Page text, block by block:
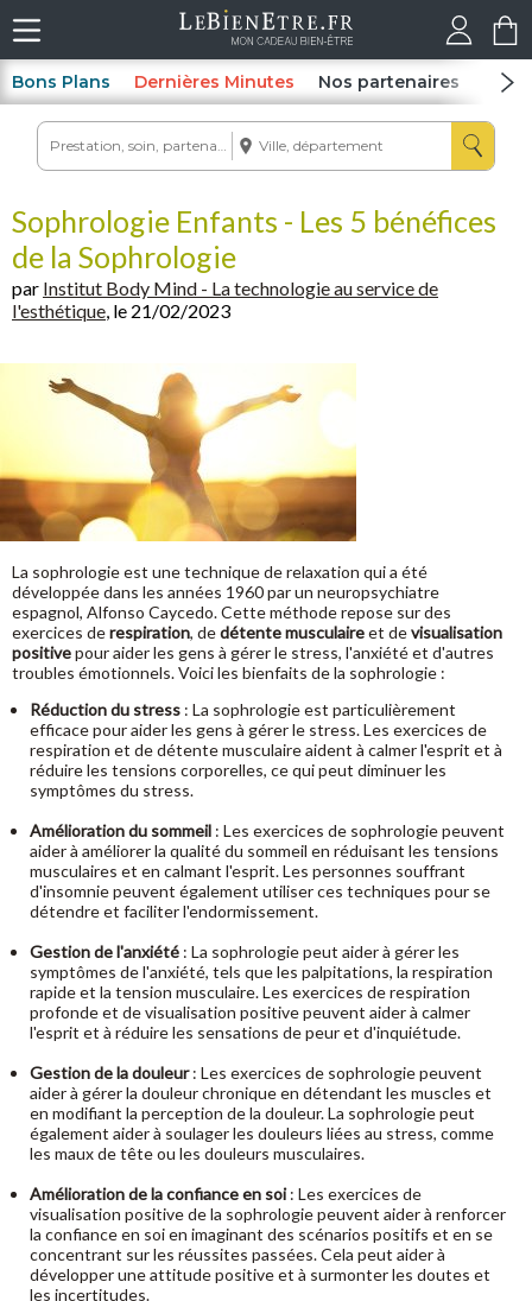
Bons Plans Dernières Minutes Nos partenaires Spas
Sophrologie Enfants - Les 5 bénéfices
de la Sophrologie
par Institut Body Mind - La technologie au service de
l'esthétique, le 21/02/2023
La sophrologie est une technique de relaxation qui a été
développée dans les années 1960 par un neuropsychiatre
espagnol, Alfonso Caycedo. Cette méthode repose sur des
exercices derespiration, dedétente musculaireet devisualisation
positivepour aider les gens à gérer le stress, l'anxiété et d'autres
troubles émotionnels. Voici les bienfaits de la sophrologie :
Réduction du stress : La sophrologie est particulièrement
efficace pour aider les gens à gérer le stress. Les exercices de
respiration et de détente musculaire aident à calmer l'esprit et à
réduire les tensions corporelles, ce qui peut diminuer les
symptômes du stress.
Amélioration du sommeil : Les exercices de sophrologie peuvent
aider à améliorer la qualité du sommeil en réduisant les tensions
musculaires et en calmant l'esprit. Les personnes souffrant
d'insomnie peuvent également utiliser ces techniques pour se
détendre et faciliter l'endormissement.
Gestion de l'anxiété : La sophrologie peut aider à gérer les
symptômes de l'anxiété, tels que les palpitations, la respiration
rapide et la tension musculaire. Les exercices de respiration
profonde et de visualisation positive peuvent aider à calmer
l'esprit et à réduire les sensations de peur et d'inquiétude.
Gestion de la douleur: Les exercices de sophrologie peuvent
aider à gérer la douleur chronique en détendant les muscles et
en modifiant la perception de la douleur. La sophrologie peut
également aider à soulager les douleurs liées au stress, comme
les maux de tête ou les douleurs musculaires.
Amélioration de la confiance en soi: Les exercices de
visualisation positive de la sophrologie peuvent aider à renforcer
la confiance en soi en imaginant des scénarios positifs et en se
concentrant sur les réussites passées. Cela peut aider à
développer une attitude positive et à surmonter les doutes et
les incertitudes.